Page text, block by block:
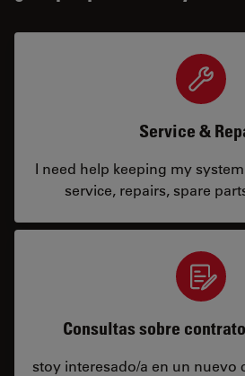
Service &
I need help keeping my
service, repairs, spare
Consultas sobre
stoy interesado/a en un nuevo